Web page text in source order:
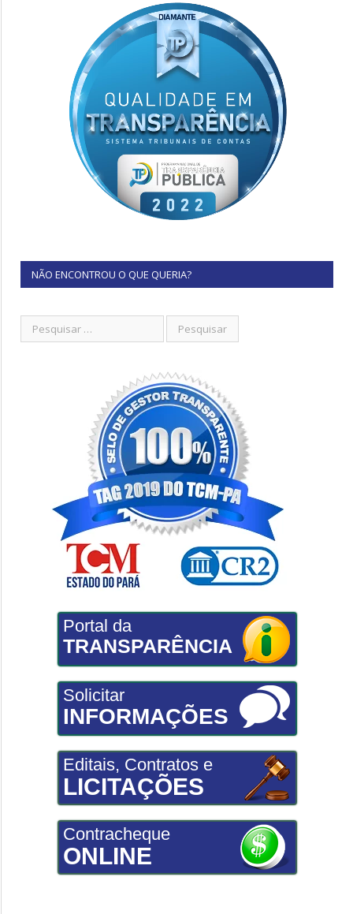
NÃO ENCONTROU O QUE QUERIA?
Portal da
TRANSPARÊNCIA
Solicitar
INFORMAÇÕES
Editais, Contratos e
LICITAÇÕES
Contracheque
ONLINE